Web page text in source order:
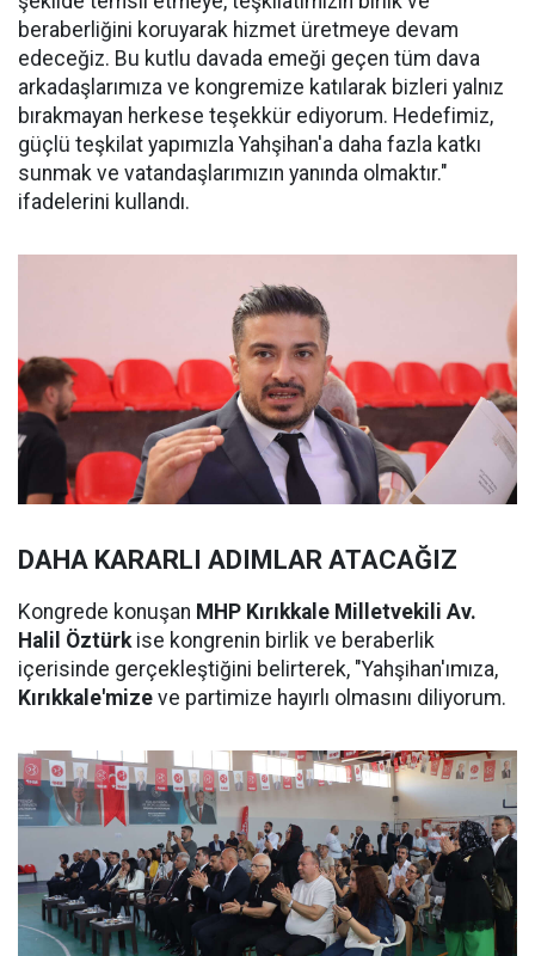
beraberliğini koruyarak hizmet üretmeye devam
edeceğiz. Bu kutlu davada emeği geçen tüm dava
arkadaşlarımıza ve kongremize katılarak bizleri yalnız
bırakmayan herkese teşekkür ediyorum. Hedefimiz,
güçlü teşkilat yapımızla Yahşihan'a daha fazla katkı
sunmak ve vatandaşlarımızın yanında olmaktır."
ifadelerini kullandı.
DAHA KARARLI ADIMLAR ATACAĞIZ
Kongrede konuşan MHP Kırıkkale Milletvekili Av.
Halil Öztürkise kongrenin birlik ve beraberlik
içerisinde gerçekleştiğini belirterek, "Yahşihan'ımıza,
Kırıkkale'mize ve partimize hayırlı olmasını diliyorum.